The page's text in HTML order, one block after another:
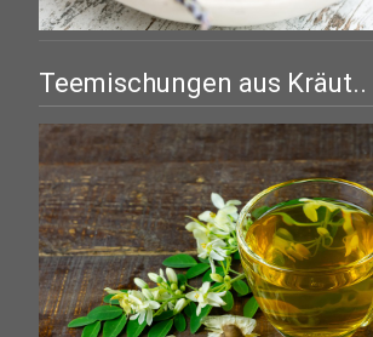
Teemischungen aus Kräut..